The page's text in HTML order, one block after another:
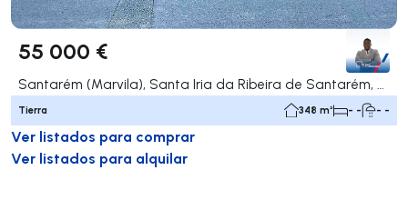
55 000 €
Tierra 348 m² - - - -
Ver listados para comprar
Ver listados para alquilar